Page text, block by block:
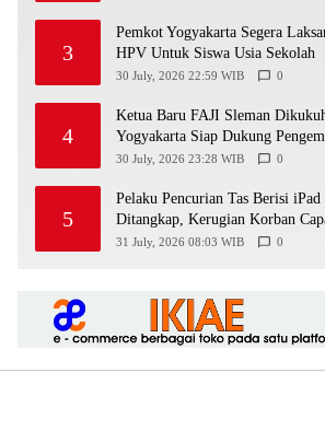
3
Pemkot Yogyakarta Segera
HPV Untuk Siswa Usia Sekolah
30 July, 2026 22:59 WIB 0
4
Ketua Baru FAJI Sleman
Yogyakarta Siap Dukung
DIY
30 July, 2026 23:28 WIB 0
5
Pelaku Pencurian Tas Berisi iPad
Ditangkap, Kerugian Korban
31 July, 2026 08:03 WIB 0